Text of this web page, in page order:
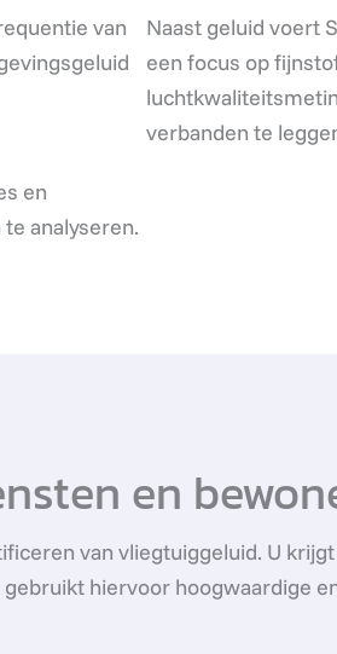
van
en
analyseren.
Naast geluid voert
een focus op
verbanden te
en
van vliegtuiggeluid. U
hiervoor hoogwaardige